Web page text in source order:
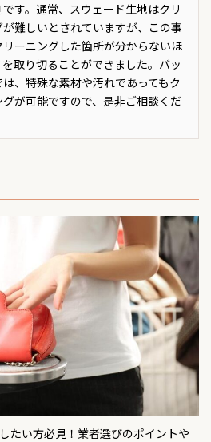
す。通常、スウェード生地はクリ
が難しいとされていますが、この事
ーニングした箇所が分からないほ
を取り切ることができました。バッ
、特殊な素材や汚れであってもク
グが可能ですので、是非ご相談くだ
たい方必見！業者選びのポイントや